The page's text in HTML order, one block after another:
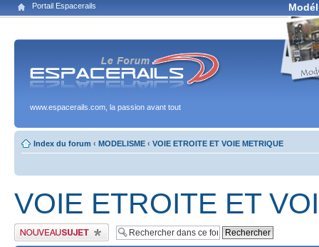
Portail Espacerails
www.espacerails.com, la passion avant tout
Index du forum ‹ MODELISME ‹ VOIE ETROITE ET VOIE METRIQUE
VOIE ETROITE ET
Publier un nouveau sujet